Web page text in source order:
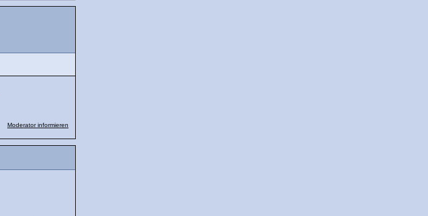
Moderator informieren